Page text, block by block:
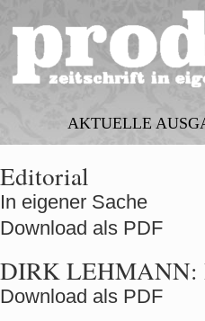
AKTUELLE
Editorial
In eigener Sache
Download als PDF
DIRK LEHMANN:
Download als PDF